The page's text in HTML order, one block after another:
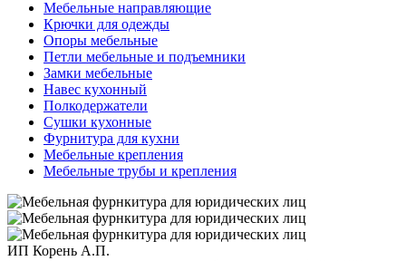
Мебельные направляющие
Крючки для одежды
Опоры мебельные
Петли мебельные и подъемники
Замки мебельные
Навес кухонный
Полкодержатели
Сушки кухонные
Фурнитура для кухни
Мебельные крепления
Мебельные трубы и крепления
ИП Корень А.П.